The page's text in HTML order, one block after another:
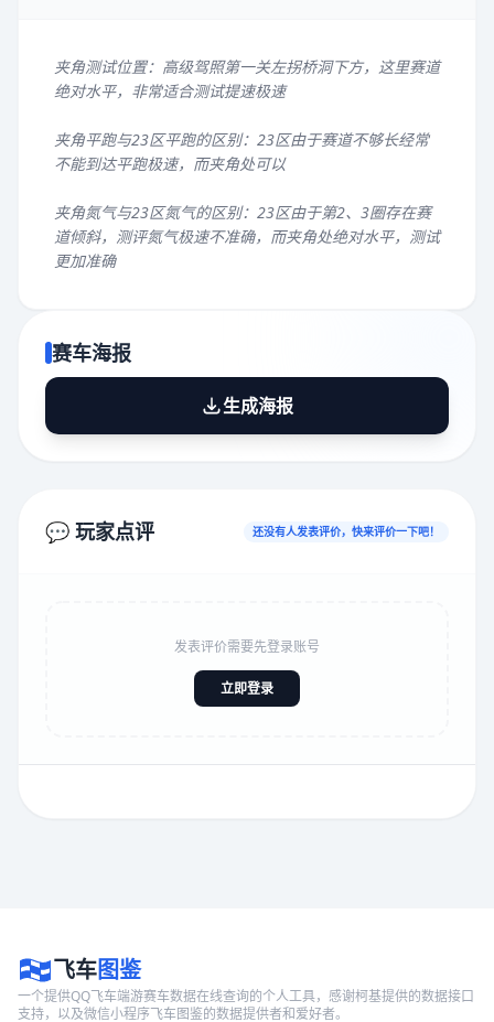
夹角测试位置：高级驾照第一关左拐桥洞下方，这里赛道
绝对水平，非常适合测试提速极速
夹角平跑与23区平跑的区别：23区由于赛道不够长经常
不能到达平跑极速，而夹角处可以
夹角氮气与23区氮气的区别：23区由于第2、3圈存在赛
道倾斜，测评氮气极速不准确，而夹角处绝对水平，测试
更加准确
赛车海报
生成海报
💬 玩家点评 还没有人发表评价，快来评价一下吧！
发表评价需要先登录账号
立即登录
飞车图鉴
一个提供QQ飞车端游赛车数据在线查询的个人工具，感谢柯基提供的数据接口
支持，以及微信小程序飞车图鉴的数据提供者和爱好者。